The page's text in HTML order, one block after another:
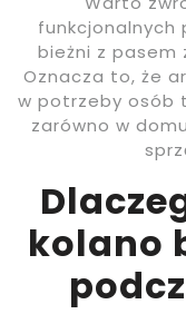
funkcjonalnych
bieżni z pasem
Oznacza to, że
w potrzeby osób
zarówno w
kolano